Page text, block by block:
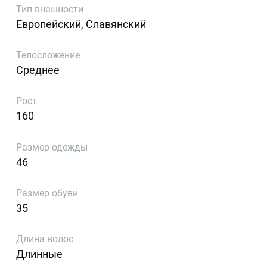
Тип внешности
Европейский, Славянский
Телосложение
Среднее
Рост
160
Размер одежды
46
Размер обуви
35
Длина волос
Длинные